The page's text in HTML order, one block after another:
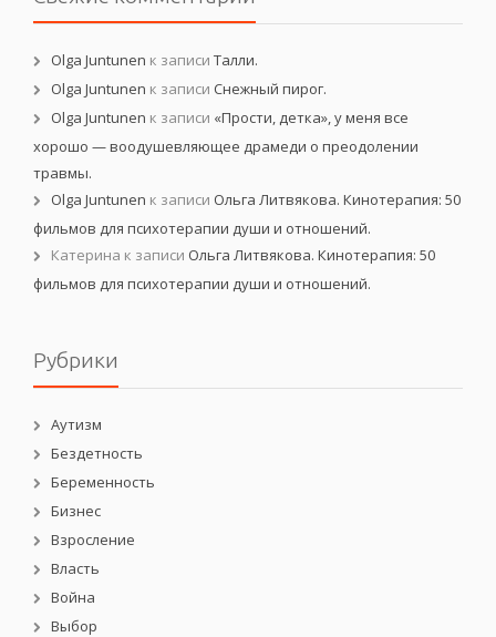
Olga Juntunen к записи Талли.
Olga Juntunen к записи Снежный пирог.
Olga Juntunen к записи «Прости, детка», у меня все
хорошо — воодушевляющее драмеди о преодолении
травмы.
Olga Juntunen к записи Ольга Литвякова. Кинотерапия: 50
фильмов для психотерапии души и отношений.
Катерина к записи Ольга Литвякова. Кинотерапия: 50
фильмов для психотерапии души и отношений.
Рубрики
Аутизм
Бездетность
Беременность
Бизнес
Взросление
Власть
Война
Выбор